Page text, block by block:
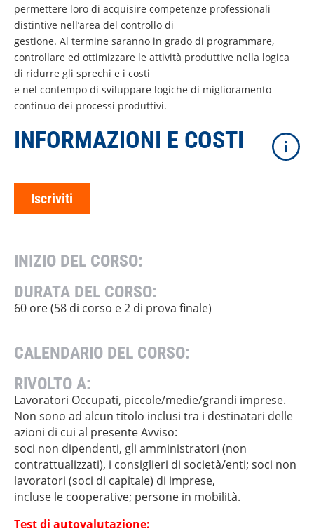
permettere loro di acquisire competenze professionali
distintive nell’area del controllo di
gestione. Al termine saranno in grado di programmare,
controllare ed ottimizzare le attività produttive nella logica
di ridurre gli sprechi e i costi
e nel contempo di sviluppare logiche di miglioramento
continuo dei processi produttivi.
INFORMAZIONI E COSTI
Iscriviti
INIZIO DEL CORSO:
DURATA DEL CORSO:
60 ore (58 di corso e 2 di prova finale)
CALENDARIO DEL CORSO:
RIVOLTO A:
Lavoratori Occupati, piccole/medie/grandi imprese.
Non sono ad alcun titolo inclusi tra i destinatari delle
azioni di cui al presente Avviso:
soci non dipendenti, gli amministratori (non
contrattualizzati), i consiglieri di società/enti; soci non
lavoratori (soci di capitale) di imprese,
incluse le cooperative; persone in mobilità.
Test di autovalutazione: